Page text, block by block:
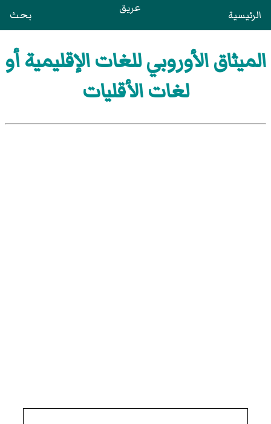
الرئيسية عريق بحث
الميثاق الأوروبي للغات الإقليمية أو
لغات الأقليات